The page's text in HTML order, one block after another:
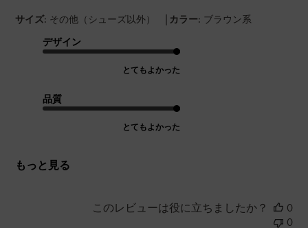
サイズ: その他（シューズ以外） | カラー: ブラウン系
デザイン
とてもよかった
品質
とてもよかった
もっと見る
このレビューは役に立ちましたか？
0
0